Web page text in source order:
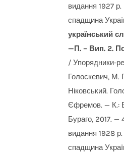
видання 1927
спадщина
український
—П. – Вип. 2.
/ Упорядники-
Голоскевич, М.
Ніковський.
Єфремов. — К.:
Бураго, 2017. —
видання 1928
спадщина